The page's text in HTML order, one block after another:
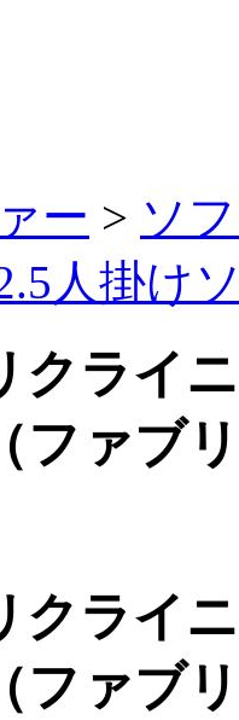
ー > ソ
人掛け
クライ
ファブ
クライ
ファブ